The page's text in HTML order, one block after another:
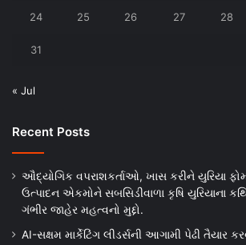
24 25 26 27 28
31
« Jul
Recent Posts
ઔદ્યોગિક વપરાશકર્તાઓ, ખાસ કરીને યુરિયા
ઉત્પાદન એકમોને સબસિડીવાળા કૃષિ યુરિયાના
ગંભીર જાહેર મહત્વનો મુદ્દો.
AI-સક્ષમ માર્કેટિંગ લીડર્સની આગામી પેઢી તૈયાર